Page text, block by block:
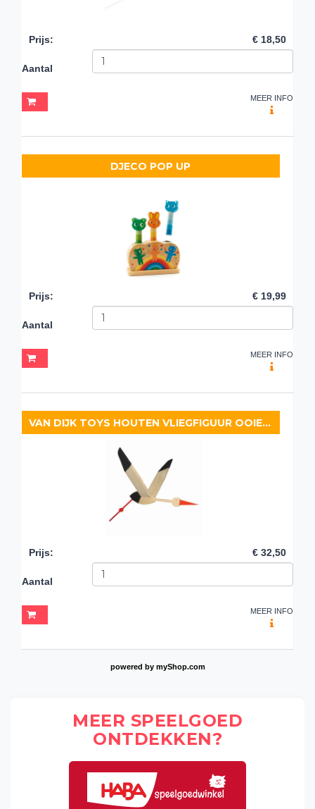
Prijs: € 18,50
Aantal
MEER INFO
DJECO POP UP
Prijs: € 19,99
Aantal
MEER INFO
VAN DIJK TOYS HOUTEN VLIEGFIGUUR OOIEVAAR
Prijs: € 32,50
Aantal
MEER INFO
powered by myShop.com
MEER SPEELGOED
ONTDEKKEN?